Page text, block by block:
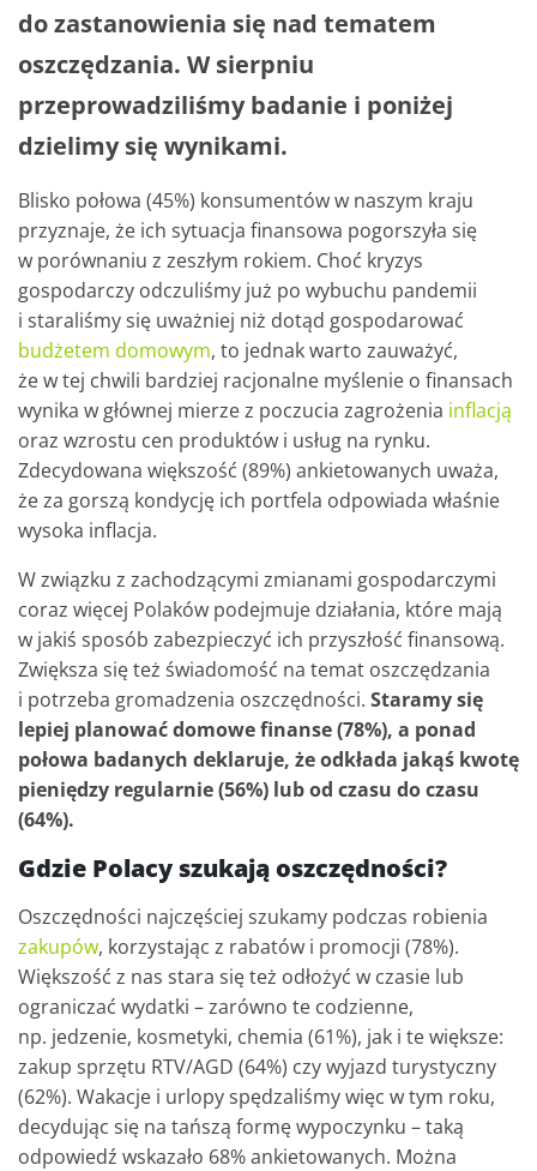
do zastanowienia się nad tematem
oszczędzania. W sierpniu
przeprowadziliśmy badanie i poniżej
dzielimy się wynikami.
Blisko połowa (45%) konsumentów w naszym kraju
przyznaje, że ich sytuacja finansowa pogorszyła się
w porównaniu z zeszłym rokiem. Choć kryzys
gospodarczy odczuliśmy już po wybuchu pandemii
i staraliśmy się uważniej niż dotąd gospodarować
budżetem domowym, to jednak warto zauważyć,
że w tej chwili bardziej racjonalne myślenie o finansach
wynika w głównej mierze z poczucia zagrożenia inflacją
oraz wzrostu cen produktów i usług na rynku.
Zdecydowana większość (89%) ankietowanych uważa,
że za gorszą kondycję ich portfela odpowiada właśnie
wysoka inflacja.
W związku z zachodzącymi zmianami gospodarczymi
coraz więcej Polaków podejmuje działania, które mają
w jakiś sposób zabezpieczyć ich przyszłość finansową.
Zwiększa się też świadomość na temat oszczędzania
i potrzeba gromadzenia oszczędności. Staramy się
lepiej planować domowe finanse (78%), a ponad
połowa badanych deklaruje, że odkłada jakąś kwotę
pieniędzy regularnie (56%) lub od czasu do czasu
(64%).
Gdzie Polacy szukają oszczędności?
Oszczędności najczęściej szukamy podczas robienia
zakupów, korzystając z rabatów i promocji (78%).
Większość z nas stara się też odłożyć w czasie lub
ograniczać wydatki – zarówno te codzienne,
np. jedzenie, kosmetyki, chemia (61%), jak i te większe:
zakup sprzętu RTV/AGD (64%) czy wyjazd turystyczny
(62%). Wakacje i urlopy spędzaliśmy więc w tym roku,
decydując się na tańszą formę wypoczynku – taką
odpowiedź wskazało 68% ankietowanych. Można